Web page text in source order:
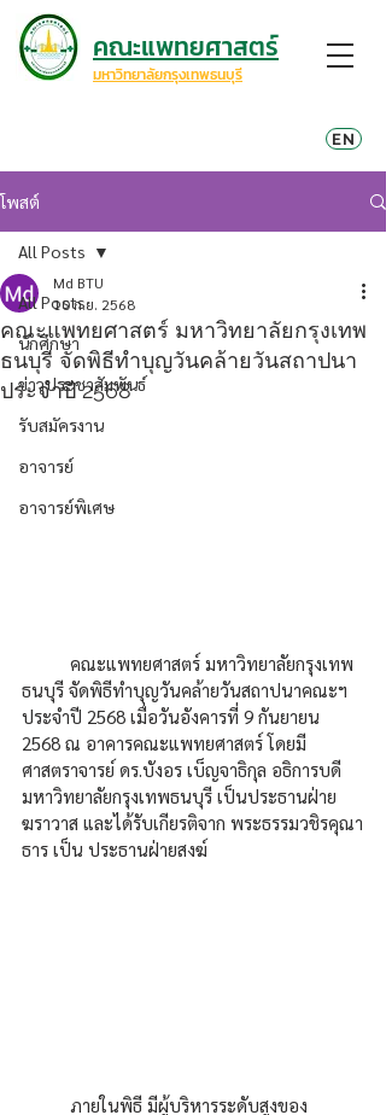
มหาวิทยาลัยกรุงเทพธนบุรี
EN
คณะแพทยศาสตร์
โพสต์
All Posts
นักศึกษา
ข่าวประชาสัมพันธ์
รับสมัครงาน
อาจารย์
อาจารย์พิเศษ
All Posts
คณะแพทยศาสตร์ มหาวิทยาลัยกรุงเทพ
ธนบุรี จัดพิธีทำบุญวันคล้ายวันสถาปนา
ประจำปี 2568
Md BTU
10 ก.ย. 2568
ธนบุรี จัดพิธีทำบุญวันคล้ายวันสถาปนาคณะฯ
ประจำปี 2568 เมื่อวันอังคารที่ 9 กันยายน
2568 ณ อาคารคณะแพทยศาสตร์ โดยมี
ศาสตราจารย์ ดร.บังอร เบ็ญจาธิกุล อธิการบดี
มหาวิทยาลัยกรุงเทพธนบุรี เป็นประธานฝ่าย
ฆราวาส และได้รับเกียรติจาก พระธรรมวชิรคุณา
ธาร เป็น ประธานฝ่ายสงฆ์